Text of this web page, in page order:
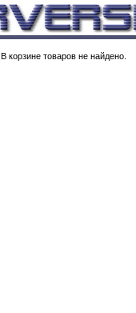
В корзине товаров не найдено.